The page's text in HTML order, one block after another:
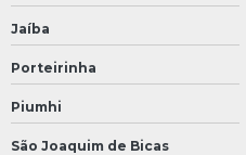
Jaíba
Porteirinha
Piumhi
São Joaquim de Bicas